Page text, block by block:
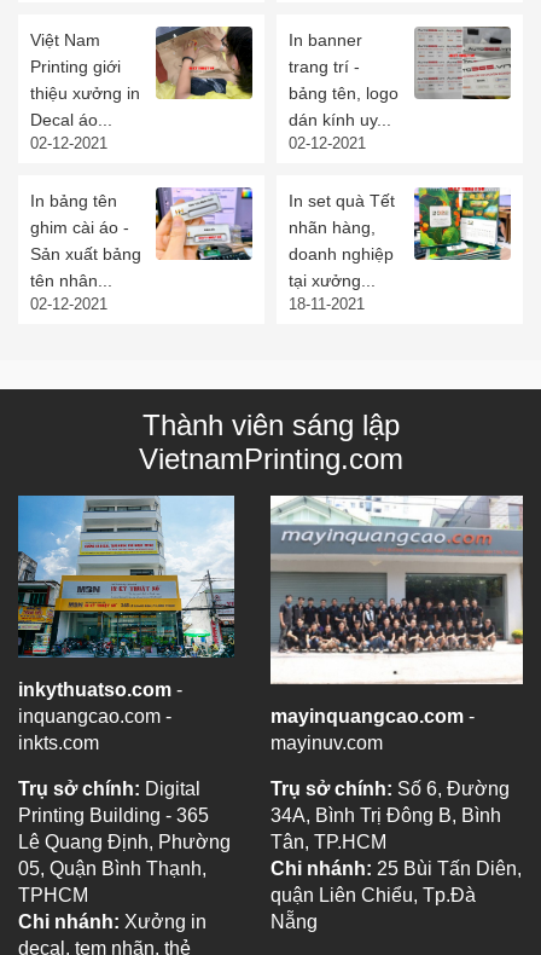
Việt Nam
Printing giới
thiệu xưởng in
Decal áo...
02-12-2021
In banner
trang trí -
bảng tên, logo
dán kính uy...
02-12-2021
In bảng tên
ghim cài áo -
Sản xuất bảng
tên nhân...
02-12-2021
In set quà Tết
nhãn hàng,
doanh nghiệp
tại xưởng...
18-11-2021
Thành viên sáng lập
VietnamPrinting.com
inkythuatso.com -
inquangcao.com -
inkts.com
Trụ sở chính: Digital
Printing Building - 365
Lê Quang Định, Phường
05, Quận Bình Thạnh,
TPHCM
Chi nhánh: Xưởng in
decal, tem nhãn, thẻ
mayinquangcao.com -
mayinuv.com
Trụ sở chính: Số 6, Đường
34A, Bình Trị Đông B, Bình
Tân, TP.HCM
Chi nhánh: 25 Bùi Tấn Diên,
quận Liên Chiểu, Tp.Đà
Nẵng